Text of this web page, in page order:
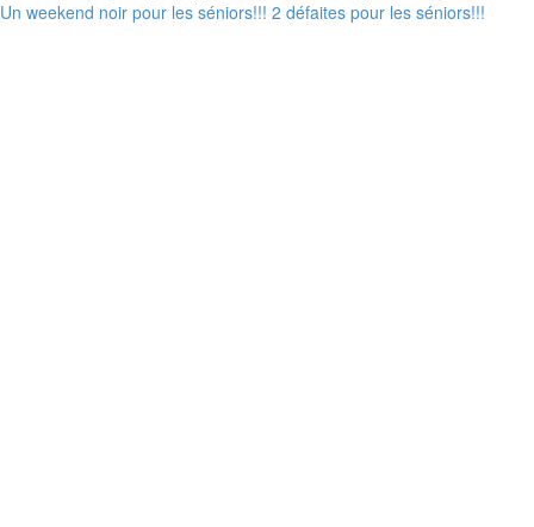
Un weekend noir pour les séniors!!! 2 défaites pour les séniors!!!